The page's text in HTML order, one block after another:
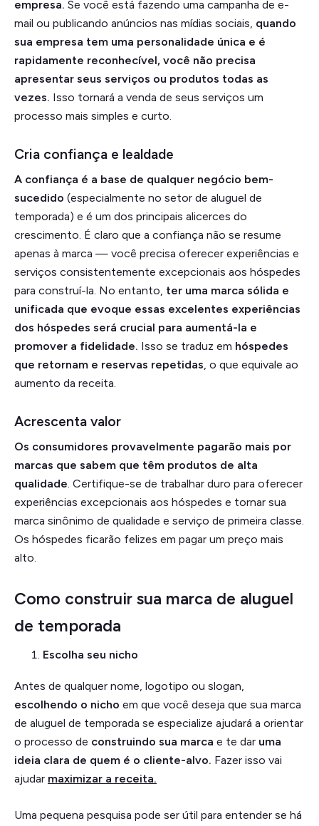
empresa. Se você está fazendo uma campanha de e-
mail ou publicando anúncios nas mídias sociais, quando
sua empresa tem uma personalidade única e é
rapidamente reconhecível, você não precisa
apresentar seus serviços ou produtos todas as
vezes. Isso tornará a venda de seus serviços um
processo mais simples e curto.
Cria confiança e lealdade
A confiança é a base de qualquer negócio bem-
sucedido (especialmente no setor de aluguel de
temporada) e é um dos principais alicerces do
crescimento. É claro que a confiança não se resume
apenas à marca — você precisa oferecer experiências e
serviços consistentemente excepcionais aos hóspedes
para construí-la. No entanto, ter uma marca sólida e
unificada que evoque essas excelentes experiências
dos hóspedes será crucial para aumentá-la e
promover a fidelidade. Isso se traduz em hóspedes
que retornam e reservas repetidas, o que equivale ao
aumento da receita.
Acrescenta valor
Os consumidores provavelmente pagarão mais por
marcas que sabem que têm produtos de alta
qualidade. Certifique-se de trabalhar duro para oferecer
experiências excepcionais aos hóspedes e tornar sua
marca sinônimo de qualidade e serviço de primeira classe.
Os hóspedes ficarão felizes em pagar um preço mais
alto.
Como construir sua marca de aluguel
de temporada
Escolha seu nicho
Antes de qualquer nome, logotipo ou slogan,
escolhendo o nicho em que você deseja que sua marca
de aluguel de temporada se especialize ajudará a orientar
o processo de construindo sua marca e te dar uma
ideia clara de quem é o cliente-alvo. Fazer isso vai
ajudar maximizar a receita.
Uma pequena pesquisa pode ser útil para entender se há